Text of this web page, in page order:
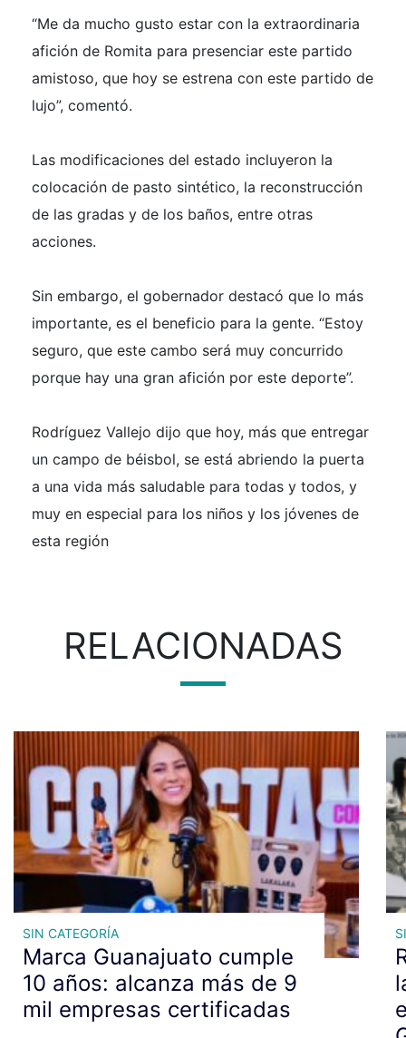
“Me da mucho gusto estar con la extraordinaria
afición de Romita para presenciar este partido
amistoso, que hoy se estrena con este partido de
lujo”, comentó.
Las modificaciones del estado incluyeron la
colocación de pasto sintético, la reconstrucción
de las gradas y de los baños, entre otras
acciones.
Sin embargo, el gobernador destacó que lo más
importante, es el beneficio para la gente. “Estoy
seguro, que este cambo será muy concurrido
porque hay una gran afición por este deporte”.
Rodríguez Vallejo dijo que hoy, más que entregar
un campo de béisbol, se está abriendo la puerta
a una vida más saludable para todas y todos, y
muy en especial para los niños y los jóvenes de
esta región
RELACIONADAS
SIN CATEGORÍA
Marca Guanajuato cumple
10 años: alcanza más de 9
mil empresas certificadas